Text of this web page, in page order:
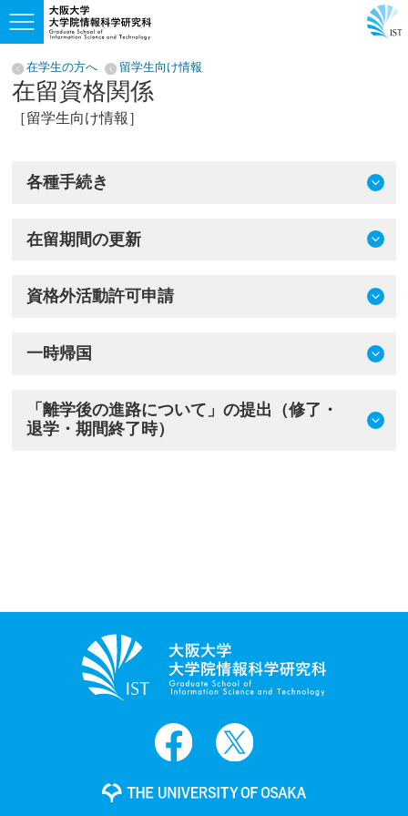
在学生の方へ 留学生向け情報
在留資格関係
［留学生向け情報］
各種手続き
在留期間の更新
資格外活動許可申請
一時帰国
「離学後の進路について」の提出（修了・
退学・期間終了時）